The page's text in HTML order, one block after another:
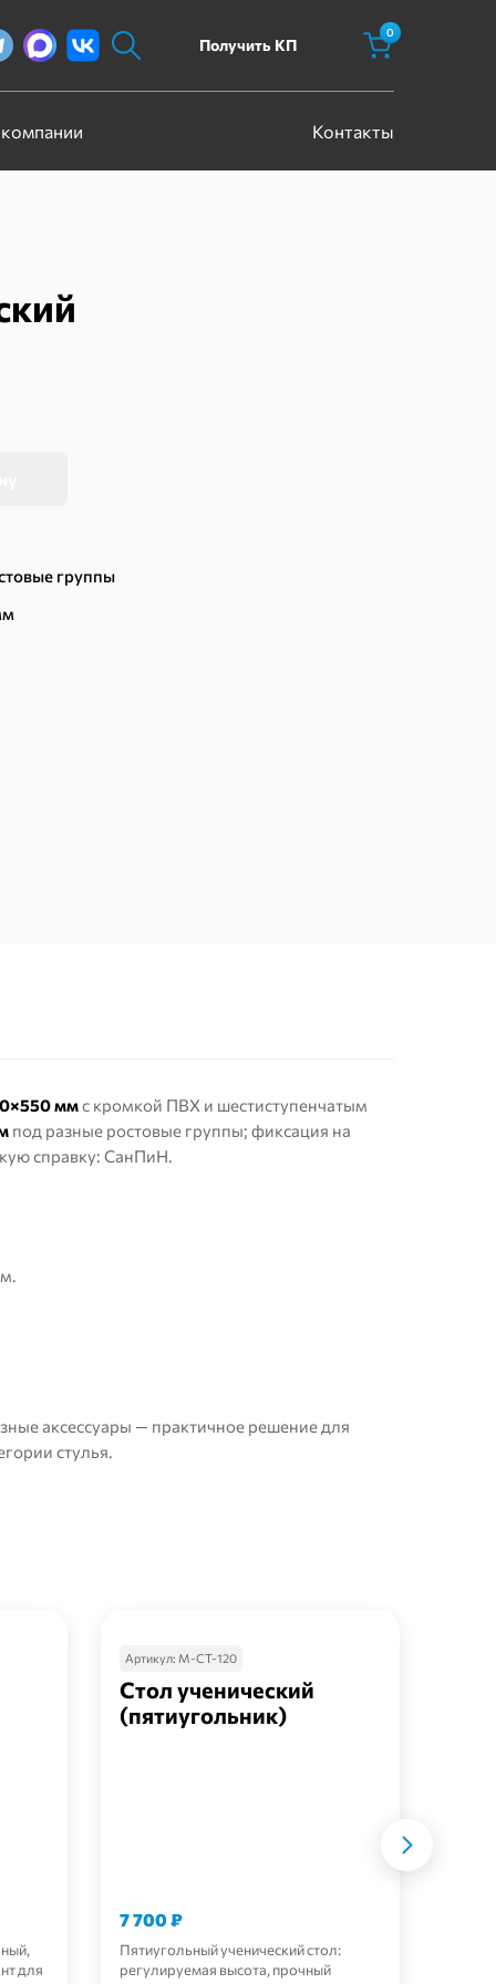
Получить КП
0
Контакты
группы
ммс кромкой ПВХ и шестиступенчатым
под разные ростовые группы; фиксация на
справку: СанПиН.
аксессуары — практичное решение для
стулья.
для
Артикул: М-СТ-120
Стол ученический
(пятиугольник)
7 700₽
Пятиугольный ученический стол:
регулируемая высота, прочный